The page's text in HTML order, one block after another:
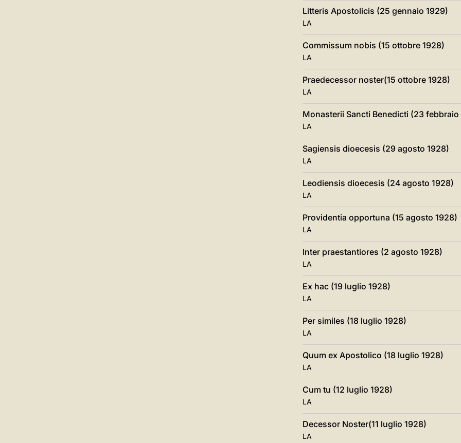
Litteris Apostolicis (25 gennaio 1929)
LA
Commissum nobis (15 ottobre 1928)
LA
Praedecessor noster(15 ottobre 1928)
LA
Monasterii Sancti Benedicti (23 febbraio
LA
Sagiensis dioecesis (29 agosto 1928)
LA
Leodiensis dioecesis (24 agosto 1928)
LA
Providentia opportuna (15 agosto 1928)
LA
Inter praestantiores (2 agosto 1928)
LA
Ex hac (19 luglio 1928)
LA
Per similes (18 luglio 1928)
LA
Quum ex Apostolico (18 luglio 1928)
LA
Cum tu (12 luglio 1928)
LA
Decessor Noster(11 luglio 1928)
LA